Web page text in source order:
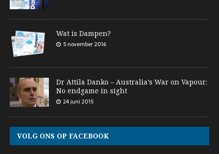
Wat is Dampen?
5 november 2016
Dr Attila Danko – Australia’s War on Vapour:
No endgame in sight
24 juni 2015
VOLG ONS OP FACEBOOK